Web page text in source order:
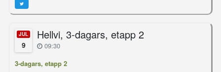
JUL
9
Hellvi, 3-dagars, etapp 2
09:30
3-dagars, etapp 2